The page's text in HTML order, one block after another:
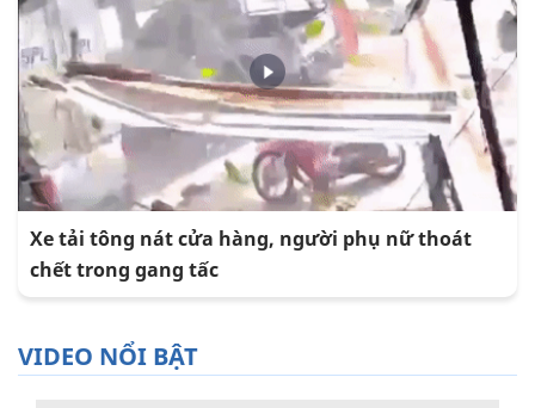
Xe tải tông nát cửa hàng, người phụ nữ thoát
chết trong gang tấc
VIDEO NỔI BẬT